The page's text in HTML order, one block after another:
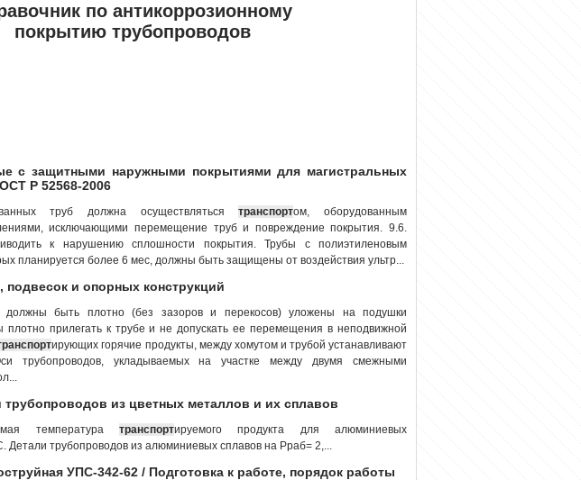
по антикоррозионному
покрытию трубопроводов
с защитными наружными покрытиями для магистральных
Р 52568-2006
труб должна осуществлятьсятранспортом, оборудованным
исключающими перемещение труб и повреждение покрытия. 9.6.
к нарушению сплошности покрытия. Трубы с полиэтиленовым
планируется более 6 мес, должны быть защищены от воздействия ультр...
подвесок и опорных конструкций
быть плотно (без зазоров и перекосов) уложены на подушки
прилегать к трубе и не допускать ее перемещения в неподвижной
ирующих горячие продукты, между хомутом и трубой устанавливают
трубопроводов, укладываемых на участке между двумя смежными
трубопроводов из цветных металлов и их сплавов
температура транспортируемого продукта для алюминиевых
Детали трубопроводов из алюминиевых сплавов на Рраб= 2,...
УПС-342-62 / Подготовка к работе, порядок работы